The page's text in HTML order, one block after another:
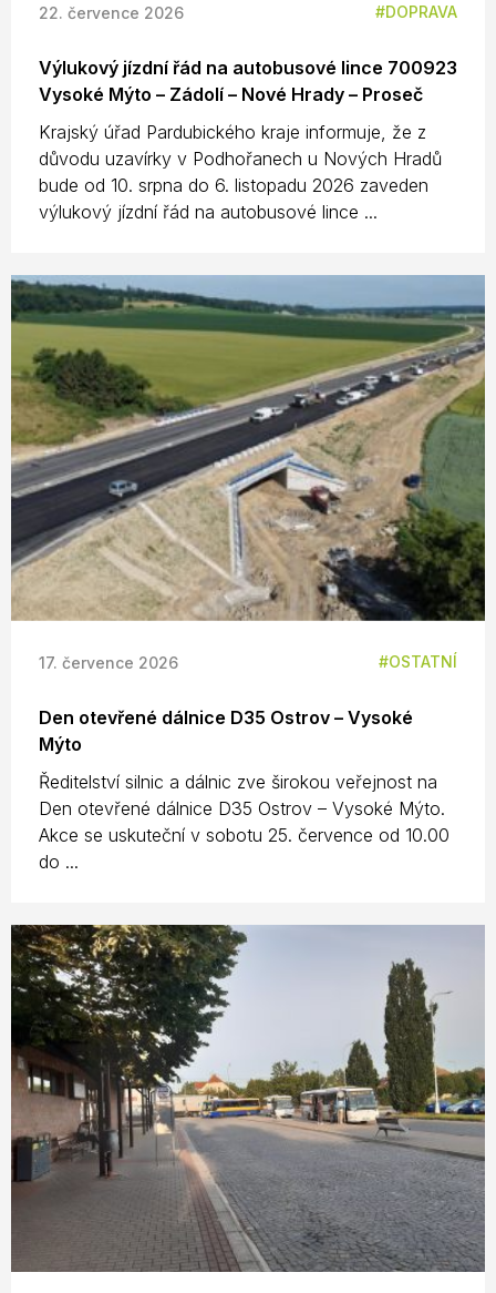
22. července 2026 DOPRAVA
Výlukový jízdní řád na autobusové lince 700923
Vysoké Mýto – Zádolí – Nové Hrady – Proseč
Krajský úřad Pardubického kraje informuje, že z
důvodu uzavírky v Podhořanech u Nových Hradů
bude od 10. srpna do 6. listopadu 2026 zaveden
výlukový jízdní řád na autobusové lince ...
17. července 2026 OSTATNÍ
Den otevřené dálnice D35 Ostrov – Vysoké
Mýto
Ředitelství silnic a dálnic zve širokou veřejnost na
Den otevřené dálnice D35 Ostrov – Vysoké Mýto.
Akce se uskuteční v sobotu 25. července od 10.00
do ...